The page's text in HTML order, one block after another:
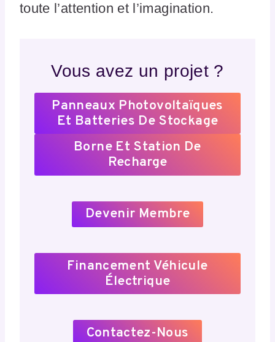
toute l’attention et l’imagination.
Vous avez un projet ?
Panneaux Photovoltaïques
Et Batteries De Stockage
Borne Et Station De
Recharge
Devenir Membre
Financement Véhicule
Électrique
Contactez-Nous